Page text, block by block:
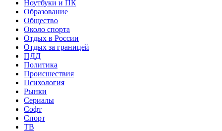
Ноутбуки и ПК
Образование
Общество
Около спорта
Отдых в России
Отдых за границей
ПДД
Политика
Происшествия
Психология
Рынки
Сериалы
Софт
Спорт
ТВ